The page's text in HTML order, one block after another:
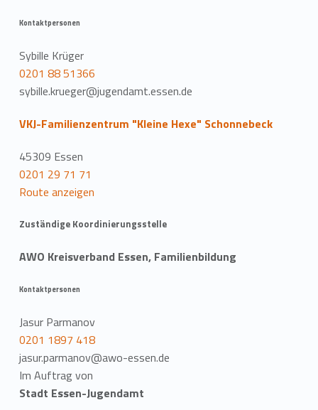
Kontaktpersonen
Sybille Krüger
0201 88 51366
sybille.krueger@jugendamt.essen.de
VKJ-Familienzentrum "Kleine Hexe" Schonnebeck
45309 Essen
0201 29 71 71
Route anzeigen
Zuständige Koordinierungsstelle
AWO Kreisverband Essen, Familienbildung
Kontaktpersonen
Jasur Parmanov
0201 1897 418
jasur.parmanov@awo-essen.de
Im Auftrag von
Stadt Essen-Jugendamt